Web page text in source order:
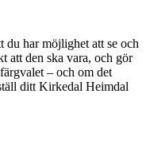
du har möjlighet att se och
att den ska vara, och gör
– och om det
ditt Kirkedal Heimdal